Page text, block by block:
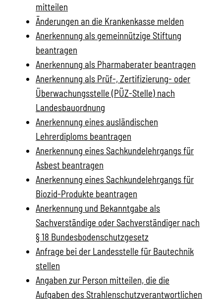
mitteilen
Änderungen an die Krankenkasse melden
Anerkennung als gemeinnützige Stiftung
beantragen
Anerkennung als Pharmaberater beantragen
Anerkennung als Prüf-, Zertifizierung- oder
Überwachungsstelle (PÜZ-Stelle) nach
Landesbauordnung
Anerkennung eines ausländischen
Lehrerdiploms beantragen
Anerkennung eines Sachkundelehrgangs für
Asbest beantragen
Anerkennung eines Sachkundelehrgangs für
Biozid-Produkte beantragen
Anerkennung und Bekanntgabe als
Sachverständige oder Sachverständiger nach
§ 18 Bundesbodenschutzgesetz
Anfrage bei der Landesstelle für Bautechnik
stellen
Angaben zur Person mitteilen, die die
Aufgaben des Strahlenschutzverantwortlichen